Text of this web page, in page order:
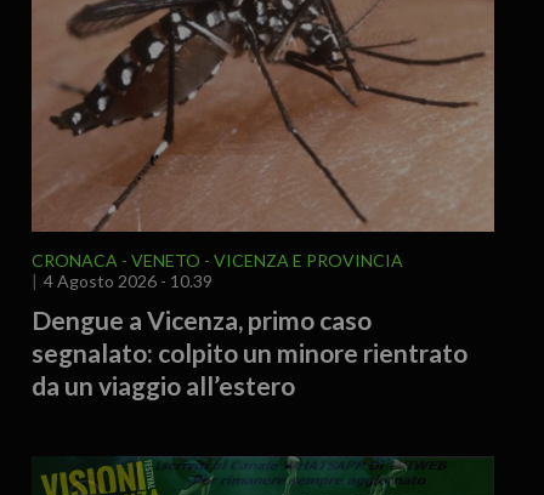
CRONACA VENETO
VICENZA E PROVINCIA
4 Agosto 2026 - 10.39
Dengue a Vicenza, primo caso
segnalato: colpito un minore rientrato
da un viaggio all’estero